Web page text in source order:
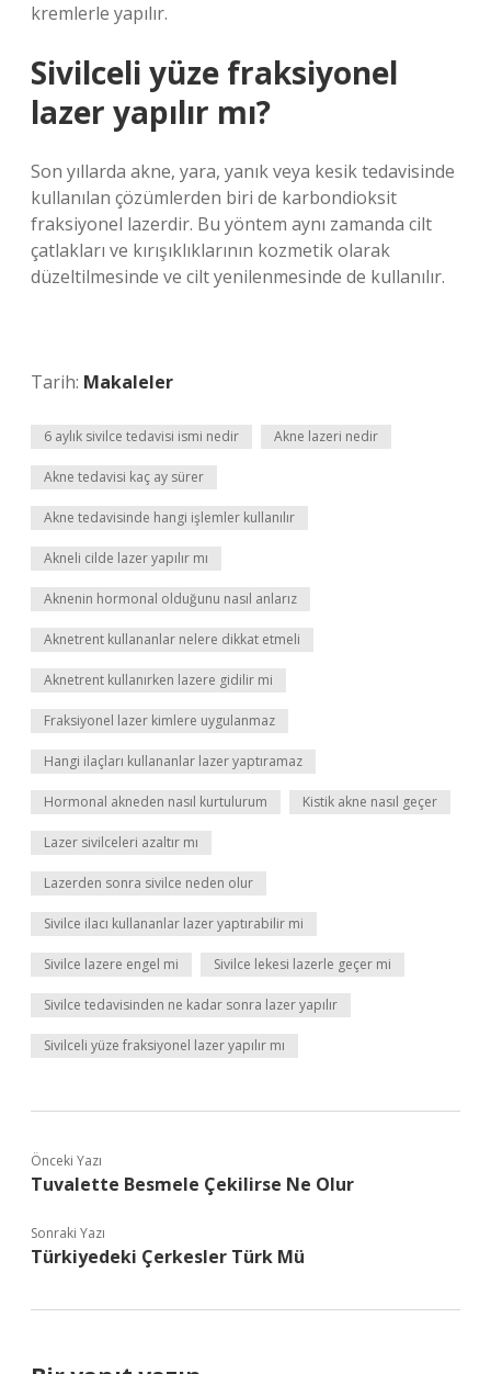
kremlerle yapılır.
Sivilceli yüze fraksiyonel
lazer yapılır mı?
Son yıllarda akne, yara, yanık veya kesik tedavisinde
kullanılan çözümlerden biri de karbondioksit
fraksiyonel lazerdir. Bu yöntem aynı zamanda cilt
çatlakları ve kırışıklıklarının kozmetik olarak
düzeltilmesinde ve cilt yenilenmesinde de kullanılır.
Tarih: Makaleler
6 aylık sivilce tedavisi ismi nedir Akne lazeri nedir
Akne tedavisi kaç ay sürer
Akne tedavisinde hangi işlemler kullanılır
Akneli cilde lazer yapılır mı
Aknenin hormonal olduğunu nasıl anlarız
Aknetrent kullananlar nelere dikkat etmeli
Aknetrent kullanırken lazere gidilir mi
Fraksiyonel lazer kimlere uygulanmaz
Hangi ilaçları kullananlar lazer yaptıramaz
Hormonal akneden nasıl kurtulurum Kistik akne nasıl geçer
Lazer sivilceleri azaltır mı
Lazerden sonra sivilce neden olur
Sivilce ilacı kullananlar lazer yaptırabilir mi
Sivilce lazere engel mi Sivilce lekesi lazerle geçer mi
Sivilce tedavisinden ne kadar sonra lazer yapılır
Sivilceli yüze fraksiyonel lazer yapılır mı
Önceki Yazı
Tuvalette Besmele Çekilirse Ne Olur
Sonraki Yazı
Türkiyedeki Çerkesler Türk Mü